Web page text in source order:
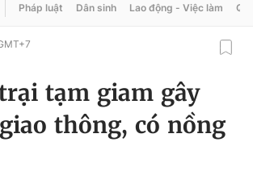
Pháp luật Dân sinh Lao động - Việc làm
tạm giam gây
thông, có nồng